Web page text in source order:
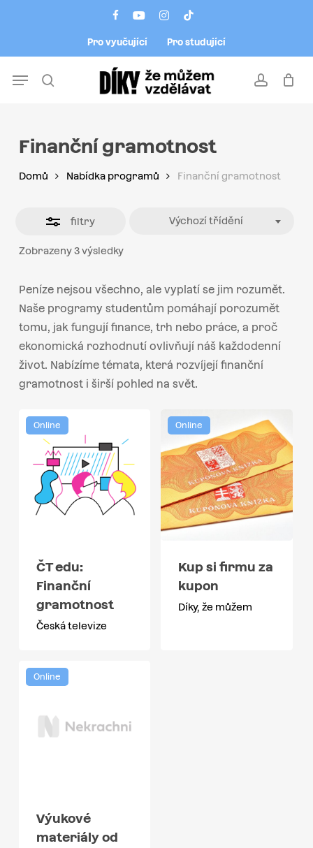
facebookyoutubeinstagram
tiktok
Pro vyučující Pro studující
account
Menu
Finanční gramotnost
Domů Nabídka programů Finanční gramotnost
filtry
Zobrazeny 3 výsledky
Výchozí třídění
Peníze nejsou všechno, ale vyplatí se jim rozumět.
Naše programy studentům pomáhají porozumět
tomu, jak fungují finance, trh nebo práce, a proč
ekonomická rozhodnutí ovlivňují náš každodenní
život. Nabízíme témata, která rozvíjejí finanční
gramotnost i širší pohled na svět.
Online
ČT edu:
Finanční
gramotnost
Česká televize
Online
Kup si firmu za
kupon
Díky, že můžem
Online
Výukové
materiály od